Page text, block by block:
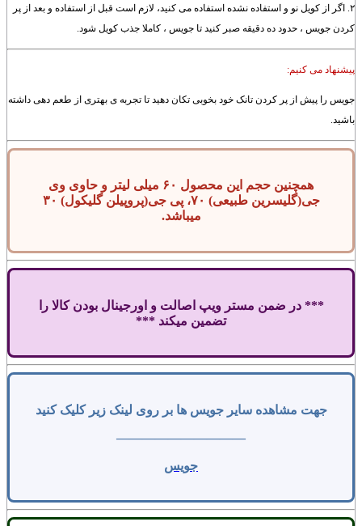
۲. اگر از کویل نو و استفاده نشده استفاده می کنید، لازم است قبل از استفاده و بعد از پر
کردن جویس ، حدود ده دقیقه صبر کنید تا جویس ، کاملا جذب کویل شود.
پیشنهاد می کنیم:
جویس را پیش از پر کردن تانک خود بخوبی تکان دهید تا تجربه ی بهتری از طعم دهی داشته
باشید.
همچنین حجم این محصول ۶۰ میلی لیتر و حاوی وی
جی(گلیسرین طبیعی) ۷۰، پی جی(پروپیلن گلیکول) ۳۰
میباشد.
*** در ضمن مستر ویپ اصالت و اورجینال بودن کالا را
تضمین میکند ***
جهت مشاهده سایر جویس ها بر روی لینک زیر کلیک کنید
——————————
جویس